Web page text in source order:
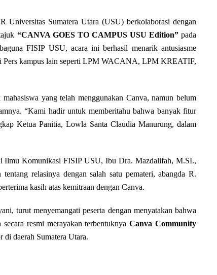
Universitas Sumatera Utara (USU) berkolaborasi dengan
“CANVA GOES TO CAMPUS USU Edition”pada
FISIP USU, acara ini berhasil menarik antusiasme
Pers kampus lain seperti LPM WACANA, LPM KREATIF,
yang telah menggunakan Canva, namun belum
“Kami hadir untuk memberitahu bahwa banyak fitur
Ketua Panitia, Lowla Santa Claudia Manurung, dalam
Ilmu Komunikasi FISIP USU, Ibu Dra. Mazdalifah, M.SI.,
relasinya dengan salah satu pemateri, abangda R.
kasih atas kemitraan dengan Canva.
turut menyemangati peserta dengan menyatakan bahwa
resmi merayakan terbentuknyaCanva Community
di daerah Sumatera Utara.